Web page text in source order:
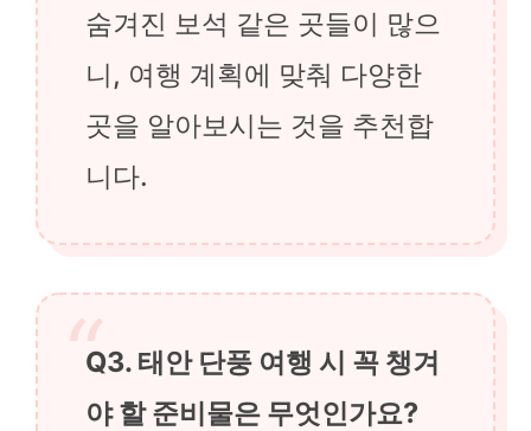
숨겨진 보석 같은 곳들이 많으
니, 여행 계획에 맞춰 다양한
곳을 알아보시는 것을 추천합
니다.
Q3. 태안 단풍 여행 시 꼭 챙겨
야 할 준비물은 무엇인가요?